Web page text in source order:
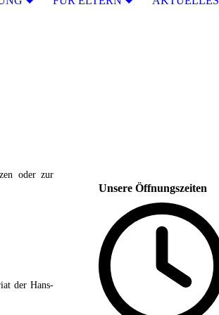
oder zur
der Hans-
Unsere Öffnungszeiten